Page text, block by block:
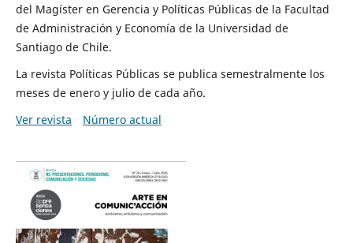
del Magíster en Gerencia y Políticas Públicas de la Facultad
de Administración y Economía de la Universidad de
Santiago de Chile.
La revista Políticas Públicas se publica semestralmente los
meses de enero y julio de cada año.
Ver revista
Número actual